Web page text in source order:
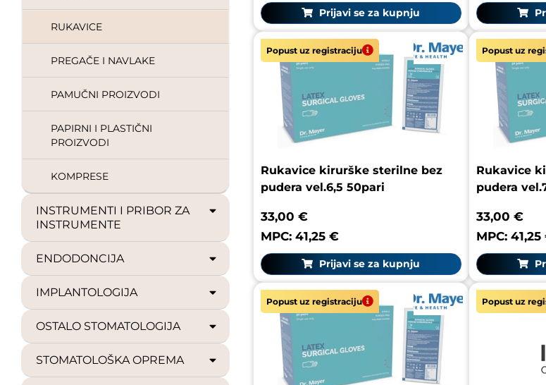
RUKAVICE
PREGAČE I NAVLAKE
PAMUČNI PROIZVODI
PAPIRNI I PLASTIČNI
PROIZVODI
KOMPRESE
INSTRUMENTI I PRIBOR ZA
INSTRUMENTE
ENDODONCIJA
IMPLANTOLOGIJA
OSTALO STOMATOLOGIJA
STOMATOLOŠKA OPREMA
Prijavi se za kupnju
Popust uz registraciju
Rukavice kirurške sterilne bez
pudera vel.6,5 50pari
33,00 €
MPC: 41,25 €
Prijavi se za kupnju
Popust uz
Rukavice
pudera
33,00 €
MPC:
Popust uz registraciju Popust uz